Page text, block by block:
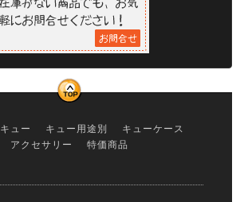
キュー キュー用途別
キューケース
アクセサリー
特価商品